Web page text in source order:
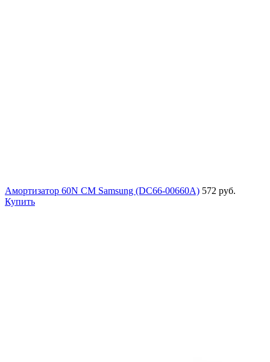
Амортизатор 60N СМ Samsung (DC66-00660A) 572 руб.
Купить